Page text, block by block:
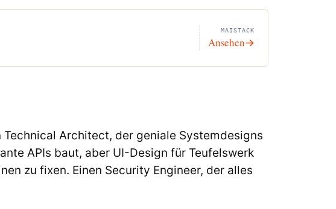
MAISTACK
Ansehen→
Architect, der geniale Systemdesigns
APIs baut, aber UI-Design für Teufelswerk
zu fixen. Einen Security Engineer, der alles